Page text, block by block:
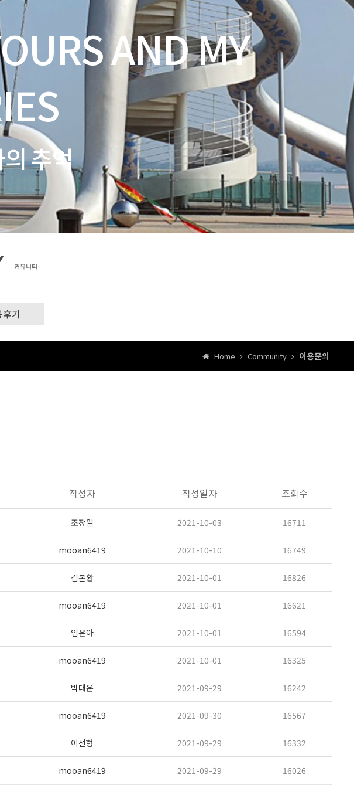
커뮤니티
기
Home Community 이용문의
작성자 작성일자 조회수
조장일 2021-10-03 16711
mooan6419 2021-10-10 16749
김본환 2021-10-01 16826
mooan6419 2021-10-01 16621
임은아 2021-10-01 16594
mooan6419 2021-10-01 16325
박대운 2021-09-29 16242
mooan6419 2021-09-30 16567
이선형 2021-09-29 16332
mooan6419 2021-09-29 16026